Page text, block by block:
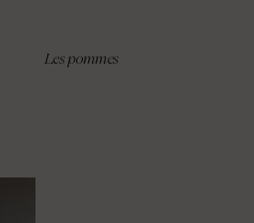
Les pommes